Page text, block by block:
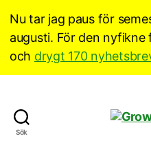
Nu tar jag paus för
augusti. För den nyfikne
och drygt 170
Sök